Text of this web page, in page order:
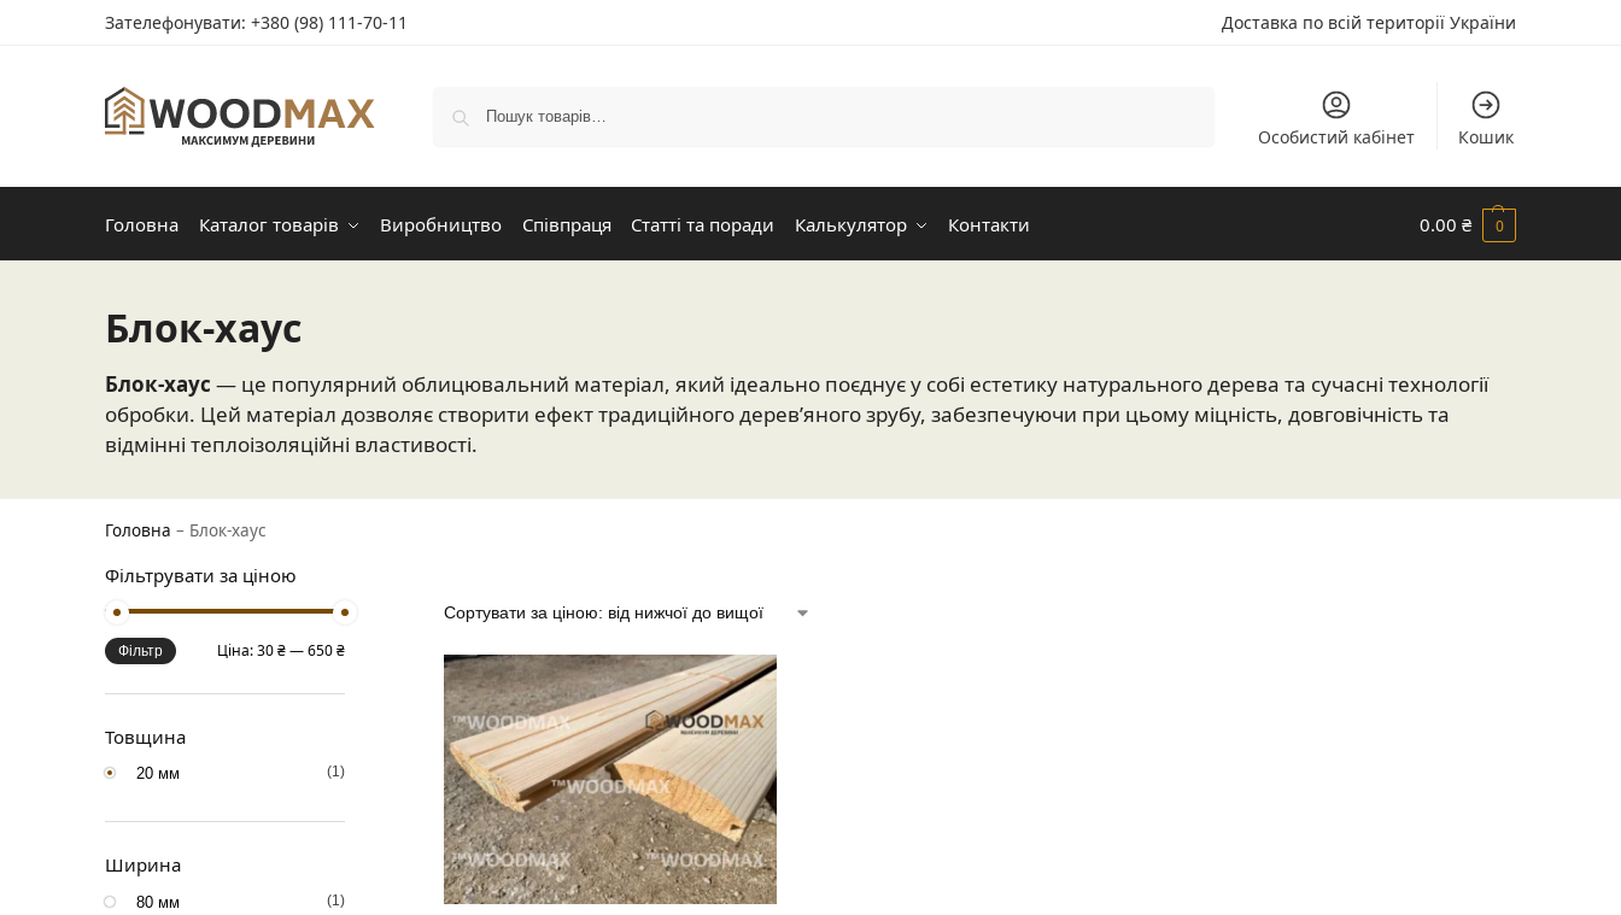
Зателефонувати: +380 (98) 111-70-11 Доставка по всій території України
Особистий кабінет Кошик
Головна Каталог товарів Виробництво Співпраця Статті та поради Калькулятор Контакти 0.00 ₴ 0
Блок-хаус
Блок-хаус — це популярний облицювальний матеріал, який ідеально поєднує у собі естетику натурального дерева та сучасні технології
обробки. Цей матеріал дозволяє створити ефект традиційного дерев’яного зрубу, забезпечуючи при цьому міцність, довговічність та
відмінні теплоізоляційні властивості.
Головна – Блок-хаус
Фільтрувати за ціною
Фільтр Ціна:30 ₴—650 ₴
Товщина
20 мм (1)
Ширина
80 мм (1)